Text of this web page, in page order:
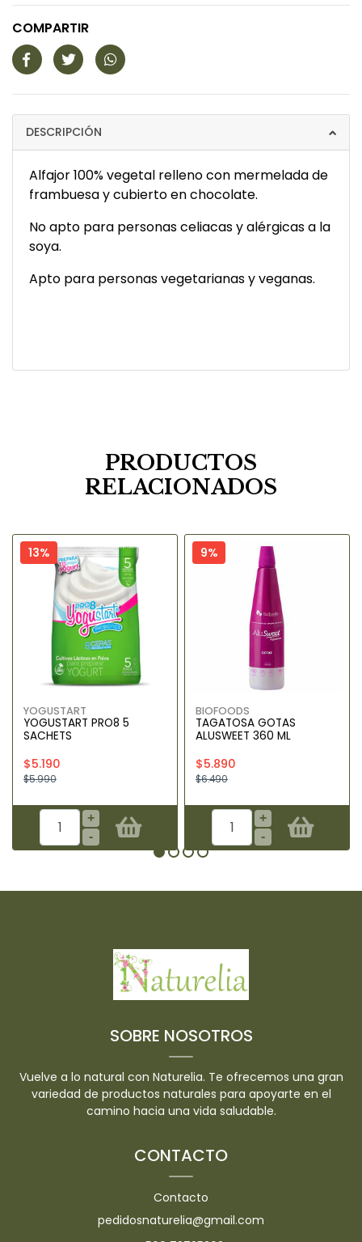
COMPARTIR
DESCRIPCIÓN
Alfajor 100% vegetal relleno con mermelada de
frambuesa y cubierto en chocolate.
No apto para personas celiacas y alérgicas a la
soya.
Apto para personas vegetarianas y veganas.
PRODUCTOS
RELACIONADOS
13%
YOGUSTART
YOGUSTART PRO8 5
SACHETS
$5.190
$5.990
+
-
9%
BIOFOODS
TAGATOSA GOTAS
ALUSWEET 360 ML
$5.890
$6.490
+
-
SOBRE NOSOTROS
Vuelve a lo natural con Naturelia. Te ofrecemos una gran
variedad de productos naturales para apoyarte en el
camino hacia una vida saludable.
CONTACTO
Contacto
pedidosnaturelia@gmail.com